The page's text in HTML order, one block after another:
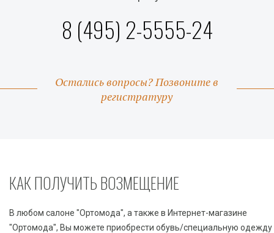
8 (495) 2-5555-24
Остались вопросы? Позвоните в
регистратуру
КАК ПОЛУЧИТЬ ВОЗМЕЩЕНИЕ
В любом салоне "Ортомода", а также в Интернет-магазине
"Ортомода", Вы можете приобрести обувь/специальную одежду